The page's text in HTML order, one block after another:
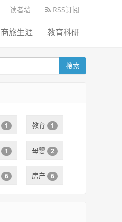
读者墙 RSS订阅
商旅生涯 教育科研
搜索
1 教育 1
1 母婴 2
6 房产 6